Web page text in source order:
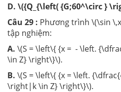
D. \({Q_{\left( {G;60^\circ }
Câu 29 : Phương trình \(\sin
tập nghiệm:
A. \(S = \left\{ {x = - \left.
\in Z} \right\}\).
B. \(S = \left\{ {x = \left.
\right|k \in Z} \right\}\).